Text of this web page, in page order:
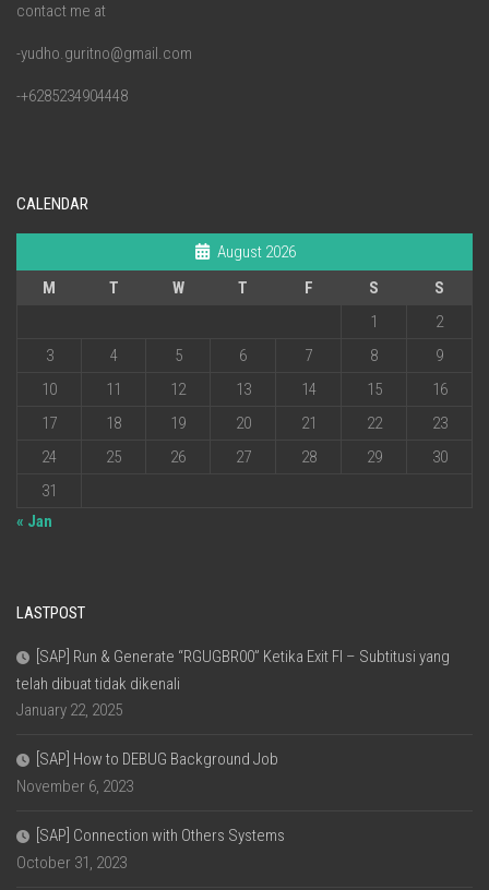
contact me at
-yudho.guritno@gmail.com
-+6285234904448
CALENDAR
August 2026
M
T W T F S
S
1
2
3
4 5 6 7 8
9
10
11 12 13 14 15
16
17
18 19 20 21 22
23
24
25 26 27 28 29
30
31
« Jan
LASTPOST
[SAP] Run & Generate “RGUGBR00” Ketika Exit FI – Subtitusi yang
telah dibuat tidak dikenali
January 22, 2025
[SAP] How to DEBUG Background Job
November 6, 2023
[SAP] Connection with Others Systems
October 31, 2023